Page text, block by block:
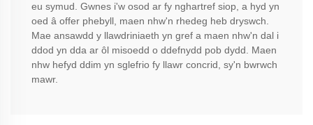
eu symud. Gwnes i'w osod ar fy nghartref siop, a hyd yn
oed â offer phebyll, maen nhw'n rhedeg heb dryswch.
Mae ansawdd y llawdriniaeth yn gref a maen nhw'n dal i
ddod yn dda ar ôl misoedd o ddefnydd pob dydd. Maen
nhw hefyd ddim yn sglefrio fy llawr concrid, sy'n bwrwch
mawr.